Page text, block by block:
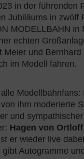
in der führenden
Jubiläums in zwölf
MODELLBAHN in
echten
Meier und
im Modell fahren.
Modellbahnfans:
ihm moderierte
und
Hagen von Ortloff
er wieder live
Autogramme